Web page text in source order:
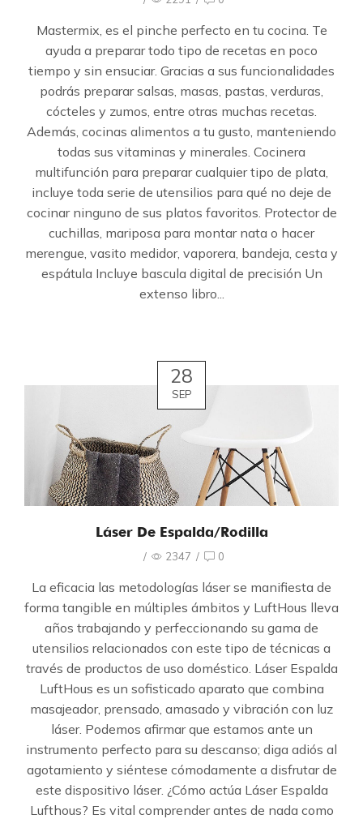
Mastermix, es el pinche perfecto en tu cocina. Te
ayuda a preparar todo tipo de recetas en poco
tiempo y sin ensuciar. Gracias a sus funcionalidades
podrás preparar salsas, masas, pastas, verduras,
cócteles y zumos, entre otras muchas recetas.
Además, cocinas alimentos a tu gusto, manteniendo
todas sus vitaminas y minerales. Cocinera
multifunción para preparar cualquier tipo de plata,
incluye toda serie de utensilios para qué no deje de
cocinar ninguno de sus platos favoritos. Protector de
cuchillas, mariposa para montar nata o hacer
merengue, vasito medidor, vaporera, bandeja, cesta y
espátula Incluye bascula digital de precisión Un
extenso libro...
28
SEP
Láser De Espalda/Rodilla
/ 2347 / 0
La eficacia las metodologías láser se manifiesta de
forma tangible en múltiples ámbitos y LuftHous lleva
años trabajando y perfeccionando su gama de
utensilios relacionados con este tipo de técnicas a
través de productos de uso doméstico. Láser Espalda
LuftHous es un sofisticado aparato que combina
masajeador, prensado, amasado y vibración con luz
láser. Podemos afirmar que estamos ante un
instrumento perfecto para su descanso; diga adiós al
agotamiento y siéntese cómodamente a disfrutar de
este dispositivo láser. ¿Cómo actúa Láser Espalda
Lufthous? Es vital comprender antes de nada como